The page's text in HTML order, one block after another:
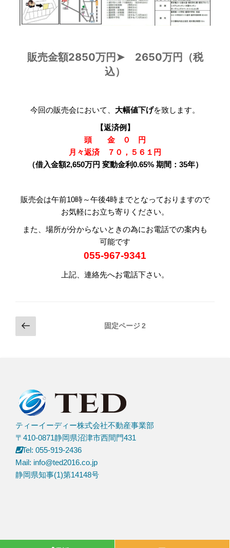
販売金額2850万円➤ 2650万円（税
込）
今回の販売会において、 大幅値下げを致します。
【返済例】
頭 金 ０ 円
月々返済 ７０，５６１円
（借入金額2,650万円 変動金利0.65% 期間：35年）
販売会は午前10時～午後4時までとなっておりますので
お気軽にお立ち寄りください。
また、場所が分からないときの為にお電話での案内も
可能です
055-967-9341
上記、連絡先へお電話下さい。
投
稿
ジ
送
り
前
の
固定ページ2
ティーイーディー株式会社不動産事業部
〒410-0871静岡県沼津市西間門431
Tel: 055-919-2436
Mail: info@ted2016.co.jp
静岡県知事(1)第14148号